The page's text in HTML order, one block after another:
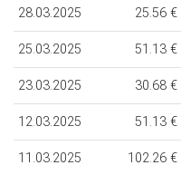
28.03.2025 25.56 €
25.03.2025 51.13 €
23.03.2025 30.68 €
12.03.2025 51.13 €
11.03.2025 102.26 €